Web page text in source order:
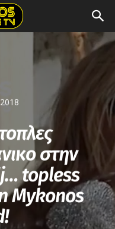
στην
topless
Mykonos